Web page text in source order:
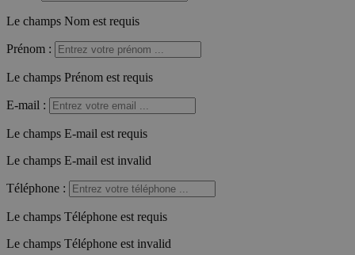
Le champs Nom est requis
Prénom :
Le champs Prénom est requis
E-mail :
Le champs E-mail est requis
Le champs E-mail est invalid
Téléphone :
Le champs Téléphone est requis
Le champs Téléphone est invalid